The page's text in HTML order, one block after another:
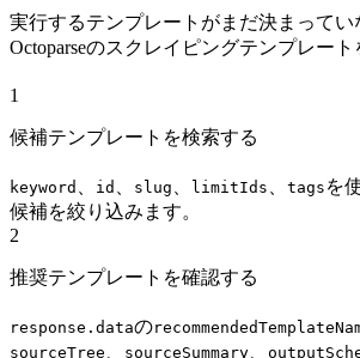
実行するテンプレートがまだ決まってい
Octoparseのスクレイピングテンプレート
1
候補テンプレートを検索する
keyword 、 id 、 slug 、 limitIds 、 tags を
候補を絞り込みます。
2
推奨テンプレートを確認する
response.dataの
sourceTree 、 sourceSummary、